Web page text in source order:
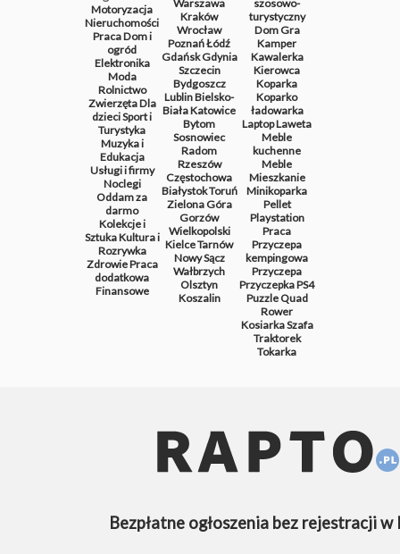
Motoryzacja
Nieruchomości
PracaDom i
ogród
Elektronika
Moda
Rolnictwo
ZwierzętaDla
dzieciSport i
Turystyka
Muzyka i
Edukacja
Usługi i firmy
Noclegi
Oddam za
darmo
Kolekcje i
SztukaKultura i
Rozrywka
ZdrowiePraca
dodatkowa
Finansowe
Warszawa
Kraków
Wrocław
PoznańŁódź
GdańskGdynia
Szczecin
Bydgoszcz
LublinBielsko-
BiałaKatowice
Bytom
Sosnowiec
Radom
Rzeszów
Częstochowa
BiałystokToruń
Zielona Góra
Gorzów
Wielkopolski
KielceTarnów
Nowy Sącz
Wałbrzych
Olsztyn
Koszalin
szosowo-
turystyczny
DomGra
Kamper
Kawalerka
Kierowca
Koparka
Koparko
ładowarka
LaptopLaweta
Meble
kuchenne
Meble
Mieszkanie
Minikoparka
Pellet
Playstation
Praca
Przyczepa
kempingowa
Przyczepa
PrzyczepkaPS4
PuzzleQuad
Rower
KosiarkaSzafa
Traktorek
Tokarka
Bezpłatne ogłoszenia bez rejestracji w